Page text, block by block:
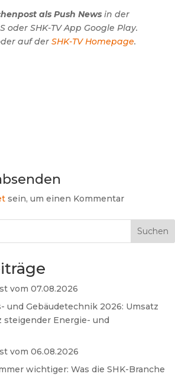
als Push Newsin der
oder SHK-TV App Google Play.
auf der SHK-TV Homepage.
sein, um einen Kommentar
Suchen
vom 07.08.2026
und Gebäudetechnik 2026: Umsatz
Energie- und
vom 06.08.2026
wichtiger: Was die SHK-Branche